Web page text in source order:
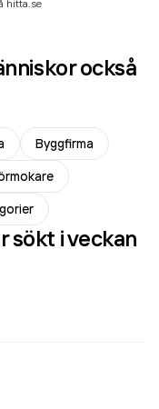
hitta.se
också
Byggfirma
sökt i veckan